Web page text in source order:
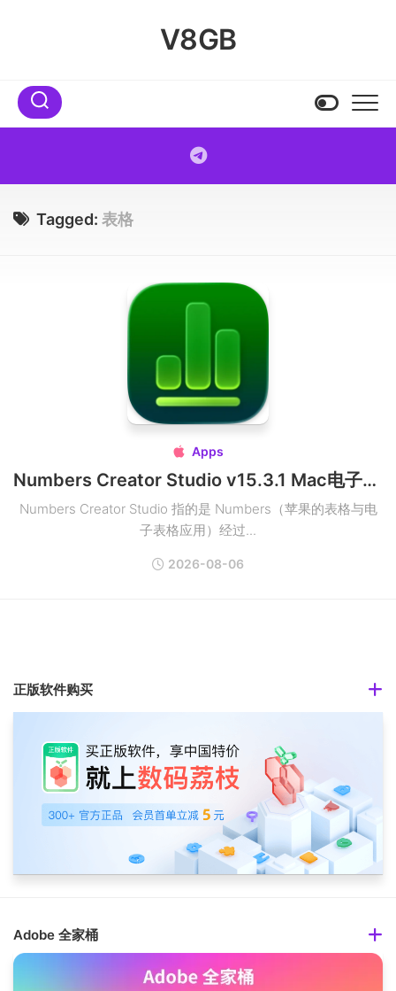
V8GB
Tagged: 表格
 Apps
Numbers Creator Studio v15.3.1 Mac电子表格应用破解版
Numbers Creator Studio 指的是 Numbers（苹果的表格与电
子表格应用）经过...
2026-08-06
正版软件购买
Adobe 全家桶